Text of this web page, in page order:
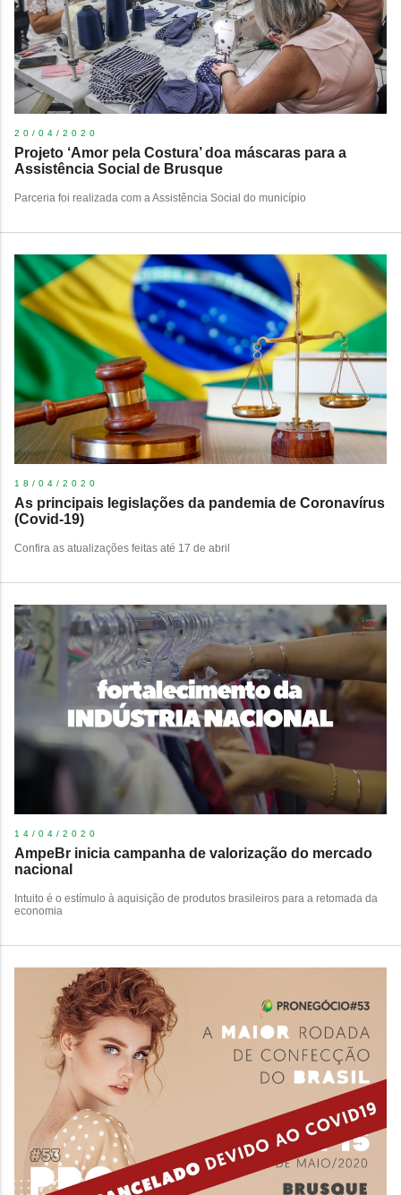
20/04/2020
Projeto ‘Amor pela Costura’ doa máscaras para a
Assistência Social de Brusque
Parceria foi realizada com a Assistência Social do município
18/04/2020
As principais legislações da pandemia de Coronavírus
(Covid-19)
Confira as atualizações feitas até 17 de abril
14/04/2020
AmpeBr inicia campanha de valorização do mercado
nacional
Intuito é o estímulo à aquisição de produtos brasileiros para a retomada da
economia